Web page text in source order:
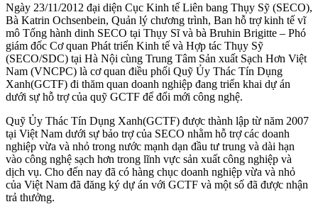
Ngày 23/11/2012 đại diện Cục Kinh tế Liên bang Thụy Sỹ (SECO),
Bà Katrin Ochsenbein, Quản lý chương trình, Ban hỗ trợ kinh tế vĩ
mô Tổng hành dinh SECO tại Thụy Sĩ và bà Bruhin Brigitte – Phó
giám đốc Cơ quan Phát triển Kinh tế và Hợp tác Thụy Sỹ
(SECO/SDC) tại Hà Nội cùng Trung Tâm Sản xuất Sạch Hơn Việt
Nam (VNCPC) là cơ quan điều phối Quỹ Ủy Thác Tín Dụng
Xanh(GCTF) đi thăm quan doanh nghiệp đang triển khai dự án
dưới sự hỗ trợ của quỹ GCTF để đổi mới công nghệ.
Quỹ Ủy Thác Tín Dụng Xanh(GCTF) được thành lập từ năm 2007
tại Việt Nam dưới sự bảo trợ của SECO nhằm hỗ trợ các doanh
nghiệp vừa và nhỏ trong nước mạnh dạn đầu tư trung và dài hạn
vào công nghệ sạch hơn trong lĩnh vực sản xuất công nghiệp và
dịch vụ. Cho đến nay đã có hàng chục doanh nghiệp vừa và nhỏ
của Việt Nam đã đăng ký dự án với GCTF và một số đã được nhận
trả thưởng.